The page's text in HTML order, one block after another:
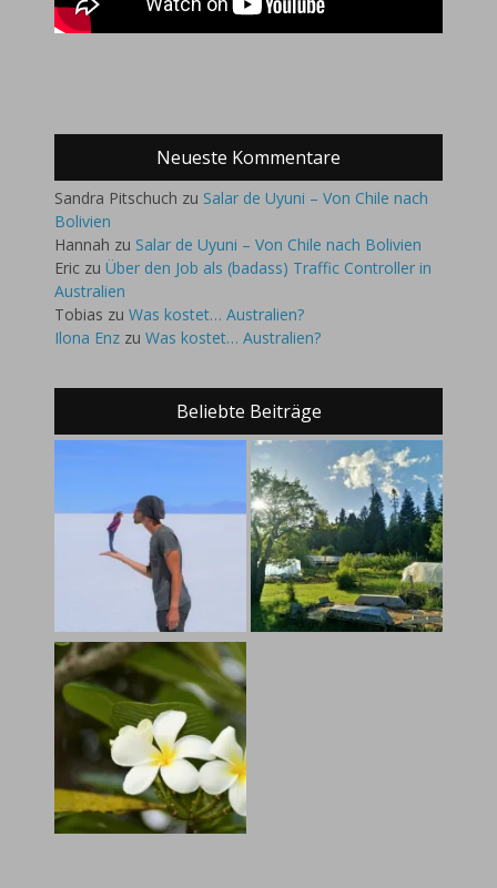
Neueste Kommentare
Sandra Pitschuch zu Salar de Uyuni – Von Chile nach
Bolivien
Hannah zu Salar de Uyuni – Von Chile nach Bolivien
Eric zu Über den Job als (badass) Traffic Controller in
Australien
Tobias zu Was kostet… Australien?
Ilona Enz zu Was kostet… Australien?
Beliebte Beiträge